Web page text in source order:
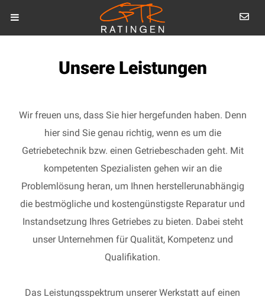
Unsere Leistungen
Wir freuen uns, dass Sie hier hergefunden haben. Denn
hier sind Sie genau richtig, wenn es um die
Getriebetechnik bzw. einen Getriebeschaden geht. Mit
kompetenten Spezialisten gehen wir an die
Problemlösung heran, um Ihnen herstellerunabhängig
die bestmögliche und kostengünstigste Reparatur und
Instandsetzung Ihres Getriebes zu bieten. Dabei steht
unser Unternehmen für Qualität, Kompetenz und
Qualifikation.
Das Leistungsspektrum unserer Werkstatt auf einen